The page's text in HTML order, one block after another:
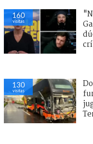
160
visitas
130
visitas